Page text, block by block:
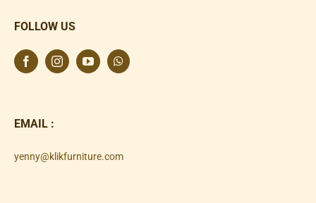
FOLLOW US
EMAIL :
yenny@klikfurniture.com